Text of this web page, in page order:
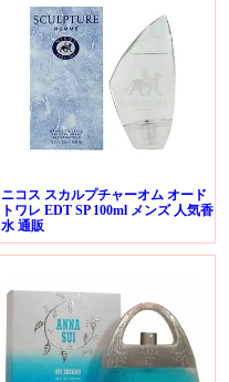
ニコス スカルプチャーオム オード
トワレ EDT SP 100ml メンズ 人気香
水 通販